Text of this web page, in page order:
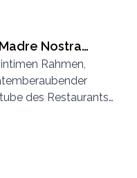
Nostra
Rahmen,
des Restaurants